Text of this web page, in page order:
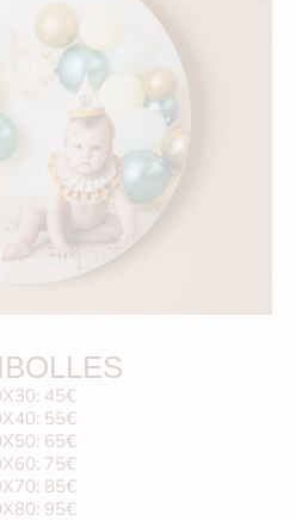
45€
55€
65€
75€
85€
95€